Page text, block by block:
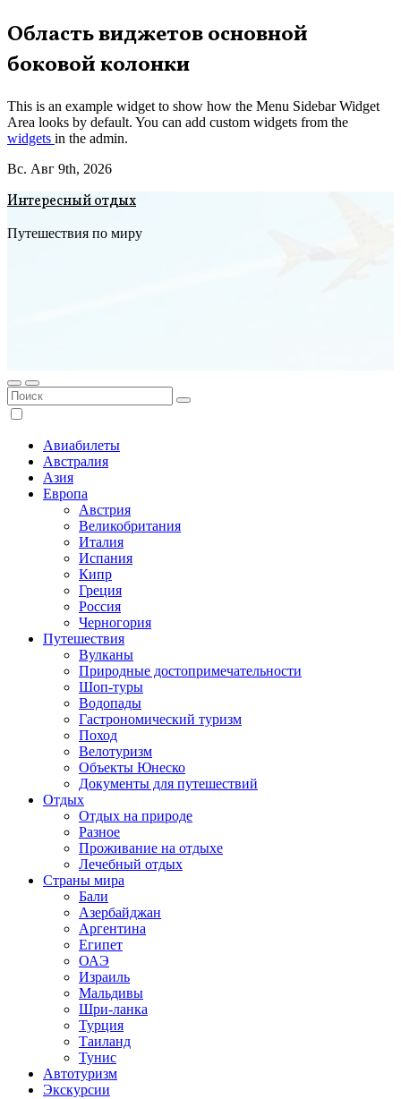
Перейти
к
содержимому
Область виджетов основной
боковой колонки
This is an example widget to show how the Menu Sidebar Widget
Area looks by default. You can add custom widgets from the
widgets in the admin.
Вс. Авг 9th, 2026
Интересный отдых
Путешествия по миру
Авиабилеты
Австралия
Азия
Европа
Австрия
Великобритания
Италия
Испания
Кипр
Греция
Россия
Черногория
Путешествия
Вулканы
Природные достопримечательности
Шоп-туры
Водопады
Гастрономический туризм
Поход
Велотуризм
Объекты Юнеско
Документы для путешествий
Отдых
Отдых на природе
Разное
Проживание на отдыхе
Лечебный отдых
Страны мира
Бали
Азербайджан
Аргентина
Египет
ОАЭ
Израиль
Мальдивы
Шри-ланка
Турция
Таиланд
Тунис
Автотуризм
Экскурсии